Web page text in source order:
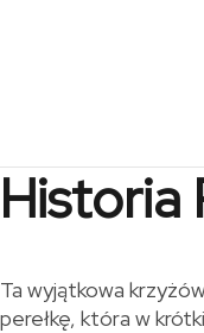
Historia
Ta wyjątkowa
perełkę, która w